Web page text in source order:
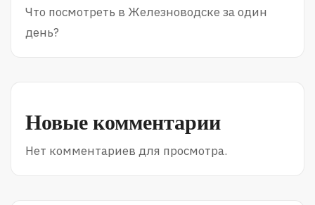
Что посмотреть в Железноводске за один
день?
Новые комментарии
Нет комментариев для просмотра.